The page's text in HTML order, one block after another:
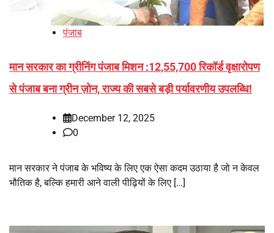
पंजाब
मान सरकार का ग्रीनिंग पंजाब मिशन :12,55,700 रिकॉर्ड वृक्षारोपण
से पंजाब बना ग्रीन ज़ोन, राज्य की सबसे बड़ी पर्यावरणीय उपलब्धि!
December 12, 2025
0
मान सरकार ने पंजाब के भविष्य के लिए एक ऐसा कदम उठाया है जो न केवल
भौतिक है, बल्कि हमारी आने वाली पीढ़ियों के लिए […]